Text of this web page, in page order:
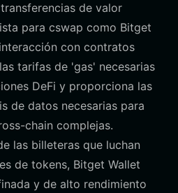
de valor
para cswap como Bitget
con contratos
tarifas de 'gas' necesarias
DeFi y proporciona las
de datos necesarias para
chain complejas.
las billeteras que luchan
de tokens, Bitget Wallet
y de alto rendimiento